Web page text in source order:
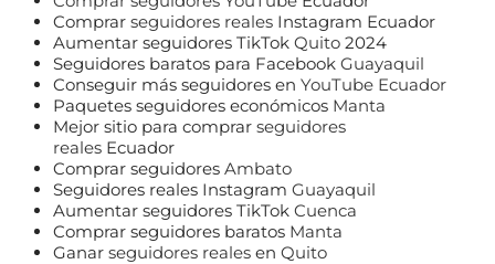
Comprar seguidores reales Instagram Ecuador
Aumentar seguidores TikTok Quito 2024
Seguidores baratos para Facebook Guayaquil
Conseguir más seguidores en YouTube Ecuador
Paquetes seguidores económicos Manta
Mejor sitio para comprar seguidores
reales Ecuador
Comprar seguidores Ambato
Seguidores reales Instagram Guayaquil
Aumentar seguidores TikTok Cuenca
Comprar seguidores baratos Manta
Ganar seguidores reales en Quito